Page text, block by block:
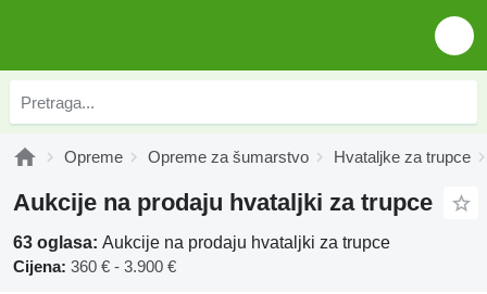
Opreme Opreme za šumarstvo Hvataljke za trupce
Aukcije na prodaju hvataljki za trupce
63 oglasa: Aukcije na prodaju hvataljki za trupce
Cijena: 360 € - 3.900 €